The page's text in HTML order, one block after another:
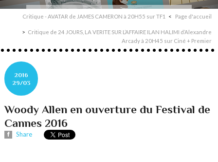
Critique - AVATAR de JAMES CAMERON à 20H55 sur TF1 Page d'accueil
Critique de 24 JOURS, LA VERITE SUR L’AFFAIRE ILAN HALIMI d’Alexandre
Arcady à 20H45 sur Ciné + Premier
2016
29/03
Woody Allen en ouverture du Festival de
Cannes 2016
Share